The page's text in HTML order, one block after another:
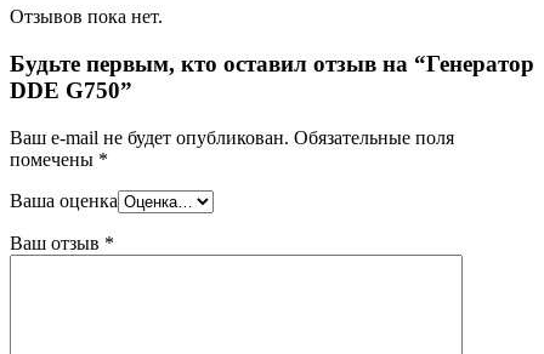
Отзывов пока нет.
Будьте первым, кто оставил отзыв на “Генератор
DDE G750”
Ваш e-mail не будет опубликован. Обязательные поля
помечены *
Ваша оценка
Ваш отзыв *